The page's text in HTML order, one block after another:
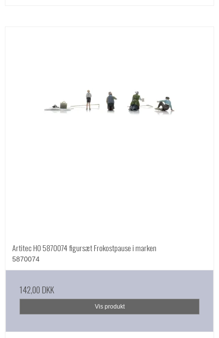
Artitec HO 5870074 figursæt Frokostpause i marken
5870074
142,00 DKK
Vis produkt